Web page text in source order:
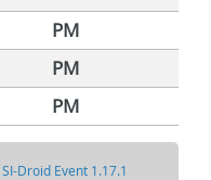
PM
PM
PM
SI-Droid Event 1.17.1